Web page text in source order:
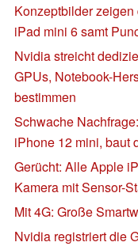
Konzeptbilder
iPad mini 6 samt
Nvidia streicht
GPUs, Notebook-
bestimmen
Schwache
iPhone 12 mini, baut
Gerücht: Alle Apple
Kamera mit Sensor-
Mit 4G: Große
Nvidia registriert die